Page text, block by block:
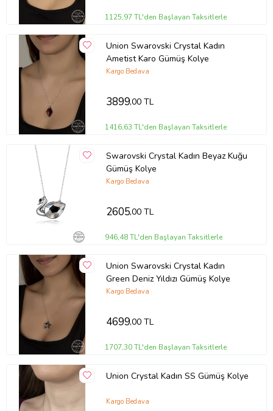
1125,97 TL'den Başlayan Taksitlerle
Union Swarovski Crystal Kadın
Ametist Karo Gümüş Kolye
Kargo Bedava
3899,00 TL
1416,63 TL'den Başlayan Taksitlerle
Swarovski Crystal Kadın Beyaz Kuğu
Gümüş Kolye
Kargo Bedava
2605,00 TL
946,48 TL'den Başlayan Taksitlerle
Union Swarovski Crystal Kadın
Green Deniz Yıldızı Gümüş Kolye
Kargo Bedava
4699,00 TL
1707,30 TL'den Başlayan Taksitlerle
Union Crystal Kadın SS Gümüş Kolye
Kargo Bedava